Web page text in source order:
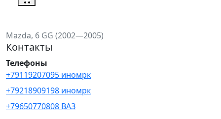
Mazda, 6 GG (2002—2005)
Контакты
Телефоны
+79119207095 иномрк
+79218909198 иномрк
+79650770808 ВАЗ